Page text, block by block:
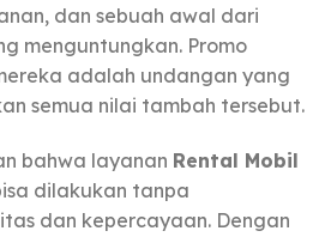
dan sebuah awal dari
menguntungkan. Promo
adalah undangan yang
semua nilai tambah tersebut.
bahwa layanan Rental Mobil
dilakukan tanpa
dan kepercayaan. Dengan